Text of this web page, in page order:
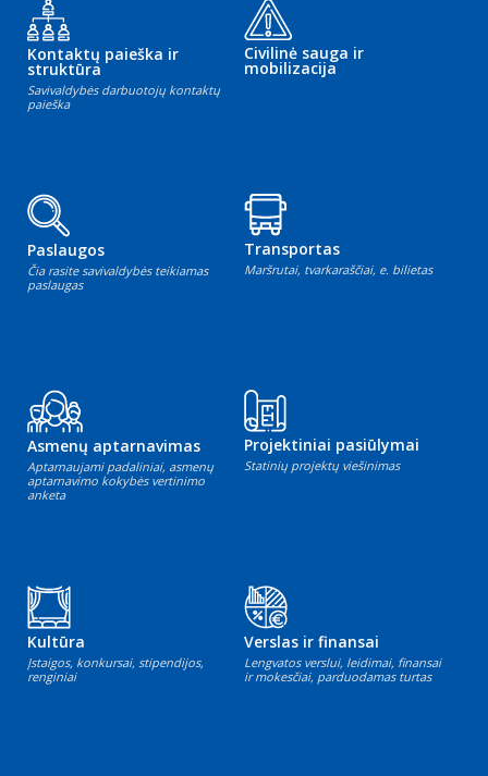
Kontaktų paieška ir
struktūra
Savivaldybės darbuotojų kontaktų
paieška
Civilinė sauga ir
mobilizacija
Paslaugos
Čia rasite savivaldybės teikiamas
paslaugas
Transportas
Maršrutai, tvarkaraščiai, e. bilietas
Asmenų aptarnavimas
Aptarnaujami padaliniai, asmenų
aptarnavimo kokybės vertinimo
anketa
Projektiniai pasiūlymai
Statinių projektų viešinimas
Kultūra
Įstaigos, konkursai, stipendijos,
renginiai
Verslas ir finansai
Lengvatos verslui, leidimai, finansai
ir mokesčiai, parduodamas turtas